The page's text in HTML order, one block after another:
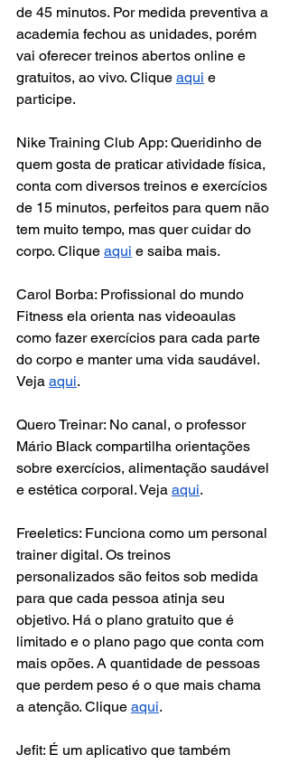
de 45 minutos. Por medida preventiva a
academia fechou as unidades, porém
vai oferecer treinos abertos online e
gratuitos, ao vivo. Clique aqui e
participe.
Nike Training Club App: Queridinho de
quem gosta de praticar atividade física,
conta com diversos treinos e exercícios
de 15 minutos, perfeitos para quem não
tem muito tempo, mas quer cuidar do
corpo. Clique aqui e saiba mais.
Carol Borba: Profissional do mundo
Fitness ela orienta nas videoaulas
como fazer exercícios para cada parte
do corpo e manter uma vida saudável.
Veja aqui.
Quero Treinar: No canal, o professor
Mário Black compartilha orientações
sobre exercícios, alimentação saudável
e estética corporal. Veja aqui.
Freeletics: Funciona como um personal
trainer digital. Os treinos
personalizados são feitos sob medida
para que cada pessoa atinja seu
objetivo. Há o plano gratuito que é
limitado e o plano pago que conta com
mais opões. A quantidade de pessoas
que perdem peso é o que mais chama
a atenção. Clique aqui.
Jefit: É um aplicativo que também